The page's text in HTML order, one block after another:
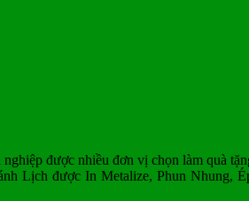
được nhiều đơn vị chọn làm quà
Lịch được In Metalize, Phun